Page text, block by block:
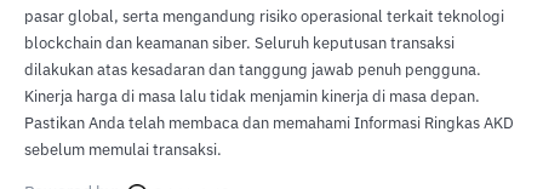
pasar global, serta mengandung risiko operasional terkait teknologi
blockchain dan keamanan siber. Seluruh keputusan transaksi
dilakukan atas kesadaran dan tanggung jawab penuh pengguna.
Kinerja harga di masa lalu tidak menjamin kinerja di masa depan.
Pastikan Anda telah membaca dan memahami Informasi Ringkas AKD
sebelum memulai transaksi.